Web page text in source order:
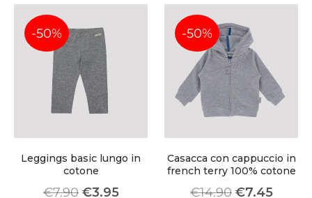
faster.
About Envato
Careers
Privacy Policy
Sitemap
-50%
Leggings basic lungo in
cotone
€7.90 €3.95
-50%
Casacca con cappuccio in
french terry 100% cotone
€14.90 €7.45